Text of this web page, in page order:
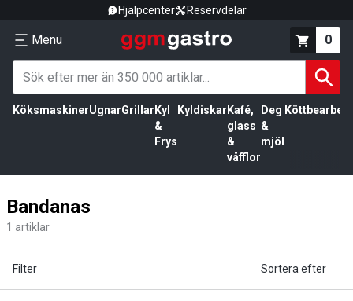
Hjälpcenter Reservdelar
Menu 0
KöksmaskinerUgnarGrillar Kyl
&
Frys
Kyldiskar Kafé,
glass
&
våfflor
Deg
&
mjöl
Bandanas
1 artiklar
Filter Sortera efter